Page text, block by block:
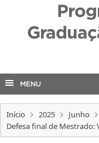
COBALTO
PORTARIAS
MENU
Início 2025 Junho
Defesa final de Mestrado: